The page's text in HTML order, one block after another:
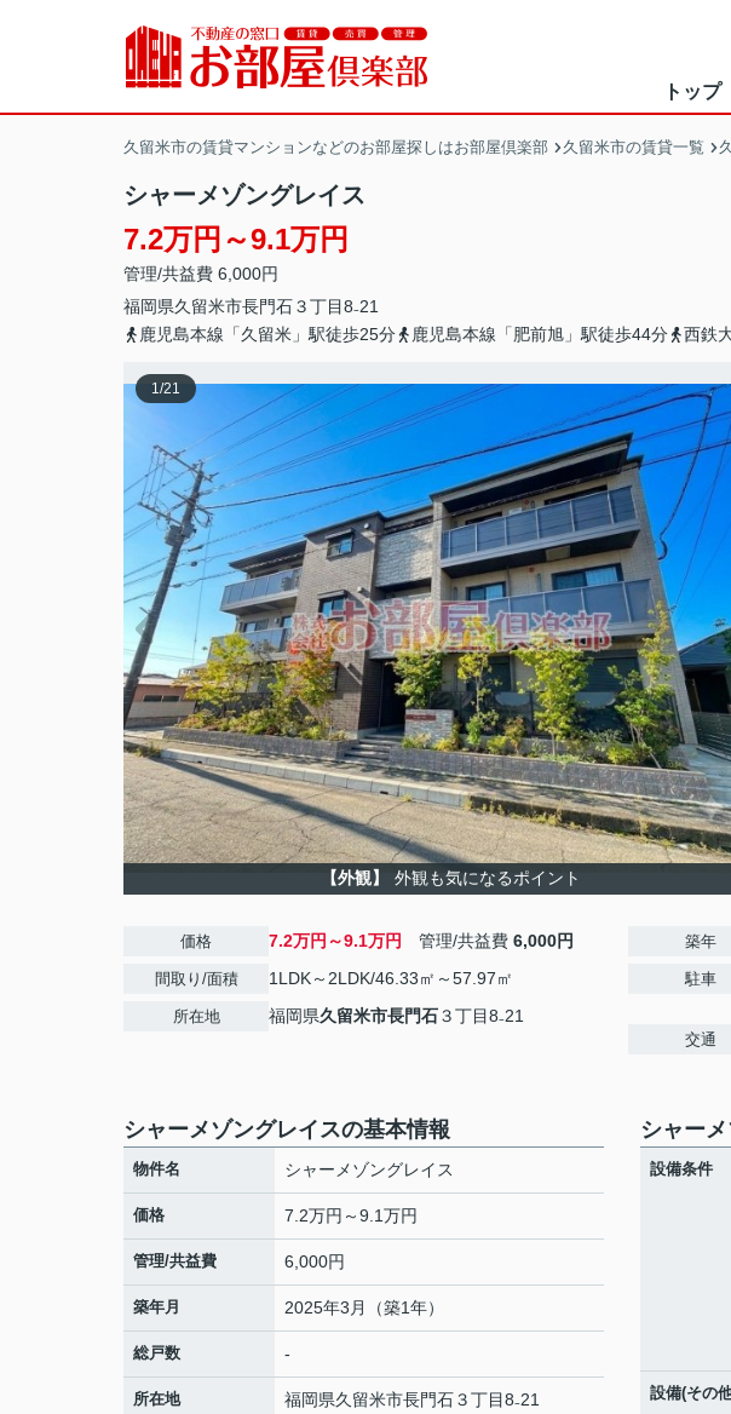
トップ
久留米市の賃貸マンションなどのお部屋探しはお部屋倶楽部 久留米市の賃貸一覧
シャーメゾングレイス
7.2万円～9.1万円
管理/共益費 6,000円
福岡県久留米市長門石３丁目8₋21
鹿児島本線「久留米」駅徒歩25分
鹿児島本線「肥前旭」駅徒歩44分 西鉄
1/21
【外観】 外観も気になるポイント
価格 7.2万円～9.1万円 管理/共益費 6,000円
間取り/面積 1LDK～2LDK/46.33㎡～57.97㎡
所在地 福岡県久留米市長門石３丁目8₋21
築年
駐車
交通
シャーメゾングレイスの基本情報
物件名 シャーメゾングレイス
価格 7.2万円～9.1万円
管理/共益費 6,000円
築年月 2025年3月（築1年）
総戸数 -
所在地 福岡県久留米市長門石３丁目8₋21
シャー
設備条件
設備(その